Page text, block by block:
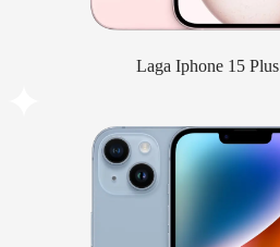
Laga Iphone 15 Plus